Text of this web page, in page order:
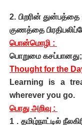
2. பிறரின்
குணத்தை
பொன்மொழி :
பொறுமை
Thought for the
Learning is a
wherever you go.
பொது அறிவு :
1 . தமிழ்நாட்டில்